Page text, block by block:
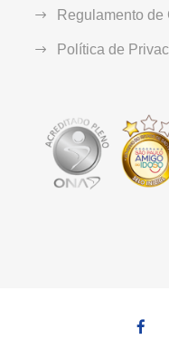
Regulamento de
Política de